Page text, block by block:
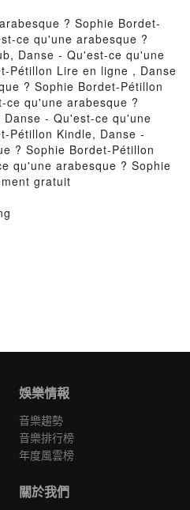
? Sophie Bordet-
ce qu'une arabesque ?
Danse - Qu'est-ce qu'une
Pétillon Lire en ligne , Danse
? Sophie Bordet-Pétillon
ce qu'une arabesque ?
- Qu'est-ce qu'une
Pétillon Kindle, Danse -
? Sophie Bordet-Pétillon
qu'une arabesque ? Sophie
gratuit
娛樂情報
音樂趨勢
音樂排行榜
年度風雲榜
關於我們